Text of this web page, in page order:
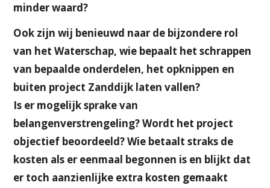
minder waard?
Ook zijn wij benieuwd naar de bijzondere rol
van het Waterschap, wie bepaalt het schrappen
van bepaalde onderdelen, het opknippen en
buiten project Zanddijk laten vallen?
Is er mogelijk sprake van
belangenverstrengeling? Wordt het project
objectief beoordeeld? Wie betaalt straks de
kosten als er eenmaal begonnen is en blijkt dat
er toch aanzienlijke extra kosten gemaakt